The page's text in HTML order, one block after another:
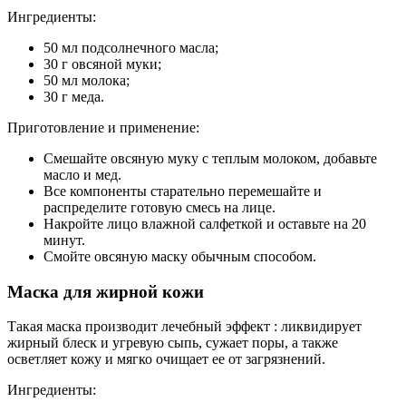
Ингредиенты:
50 мл подсолнечного масла;
30 г овсяной муки;
50 мл молока;
30 г меда.
Приготовление и применение:
Смешайте овсяную муку с теплым молоком, добавьте
масло и мед.
Все компоненты старательно перемешайте и
распределите готовую смесь на лице.
Накройте лицо влажной салфеткой и оставьте на 20
минут.
Смойте овсяную маску обычным способом.
Маска для жирной кожи
Такая маска производит лечебный эффект : ликвидирует
жирный блеск и угревую сыпь, сужает поры, а также
осветляет кожу и мягко очищает ее от загрязнений.
Ингредиенты: